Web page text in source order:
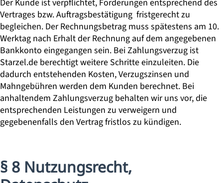
Der Kunde ist verpflichtet, Forderungen entsprechend des
Vertrages bzw. Auftragsbestätigung fristgerecht zu
begleichen. Der Rechnungsbetrag muss spätestens am 10.
Werktag nach Erhalt der Rechnung auf dem angegebenen
Bankkonto eingegangen sein. Bei Zahlungsverzug ist
Starzel.de berechtigt weitere Schritte einzuleiten. Die
dadurch entstehenden Kosten, Verzugszinsen und
Mahngebühren werden dem Kunden berechnet. Bei
anhaltendem Zahlungsverzug behalten wir uns vor, die
entsprechenden Leistungen zu verweigern und
gegebenenfalls den Vertrag fristlos zu kündigen.
§ 8 Nutzungsrecht,